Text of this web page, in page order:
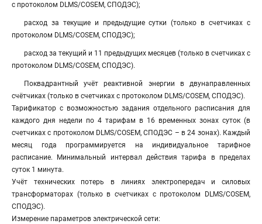
с протоколом DLMS/COSEM, СПОДЭС);
расход за текущие и предыдущие сутки (только в счетчиках с
протоколом DLMS/COSEM, СПОДЭС);
расход за текущий и 11 предыдущих месяцев (только в счетчиках с
протоколом DLMS/COSEM, СПОДЭС).
Поквадрантный учёт реактивной энергии в двунаправленных
счётчиках (только в счетчиках с протоколом DLMS/COSEM, СПОДЭС).
Тарификатор с возможностью задания отдельного расписания для
каждого дня недели по 4 тарифам в 16 временных зонах суток (в
счетчиках с протоколом DLMS/COSEM, СПОДЭС – в 24 зонах). Каждый
месяц года программируется на индивидуальное тарифное
расписание. Минимальный интервал действия тарифа в пределах
суток 1 минута.
Учёт технических потерь в линиях электропередач и силовых
трансформаторах (только в счетчиках с протоколом DLMS/COSEM,
СПОДЭС).
Измерение параметров электрической сети: